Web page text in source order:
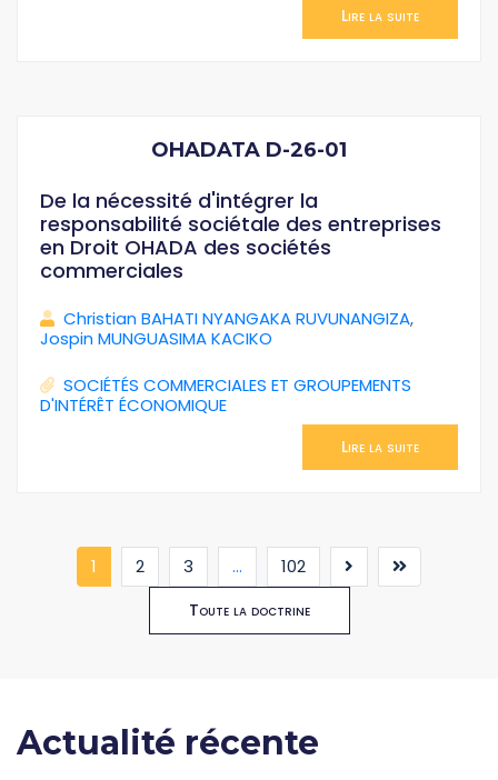
Lire la suite
OHADATA D-26-01
De la nécessité d'intégrer la
responsabilité sociétale des entreprises
en Droit OHADA des sociétés
commerciales
Christian BAHATI NYANGAKA RUVUNANGIZA,
Jospin MUNGUASIMA KACIKO
SOCIÉTÉS COMMERCIALES ET GROUPEMENTS
D'INTÉRÊT ÉCONOMIQUE
Lire la suite
1 (current)
2 3 ... 102
Toute la doctrine
Actualité récente